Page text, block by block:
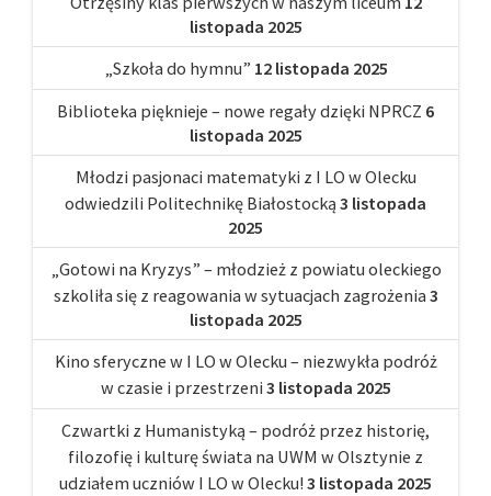
listopada 2025
„Szkoła do hymnu” 12 listopada 2025
Biblioteka pięknieje – nowe regały dzięki NPRCZ 6
listopada 2025
Młodzi pasjonaci matematyki z I LO w Olecku
odwiedzili Politechnikę Białostocką 3 listopada
2025
„Gotowi na Kryzys” – młodzież z powiatu oleckiego
szkoliła się z reagowania w sytuacjach zagrożenia 3
listopada 2025
Kino sferyczne w I LO w Olecku – niezwykła podróż
w czasie i przestrzeni 3 listopada 2025
Czwartki z Humanistyką – podróż przez historię,
filozofię i kulturę świata na UWM w Olsztynie z
udziałem uczniów I LO w Olecku! 3 listopada 2025